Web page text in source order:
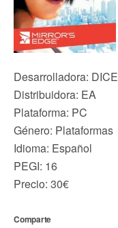
Desarrolladora: DICE
Distribuidora: EA
Plataforma: PC
Género: Plataformas
Idioma: Español
PEGI: 16
Precio: 30€
Comparte